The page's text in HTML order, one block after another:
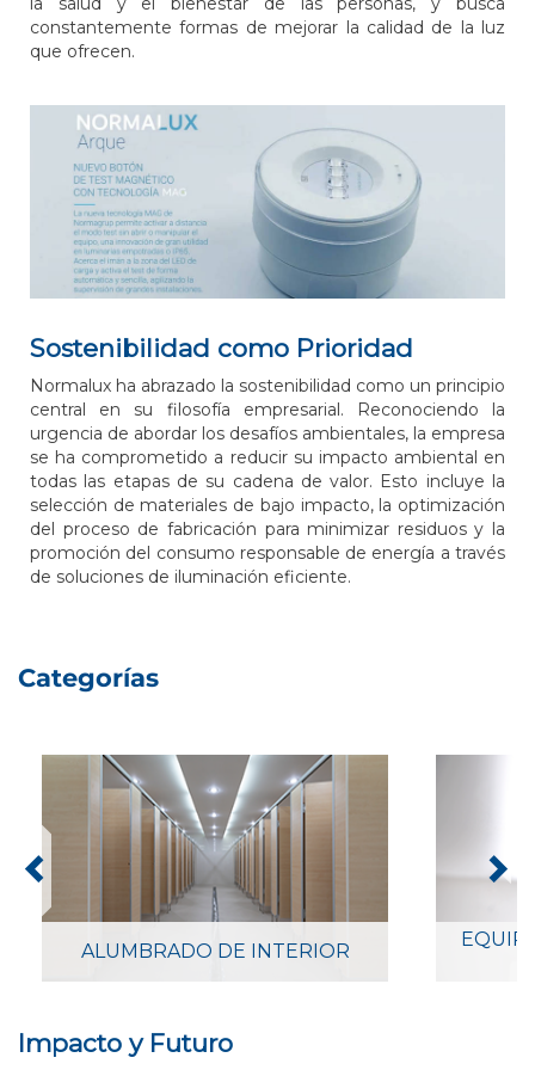
constantemente formas de mejorar la calidad de la luz
que ofrecen.
Sostenibilidad como Prioridad
Normalux ha abrazado la sostenibilidad como un principio
central en su filosofía empresarial. Reconociendo la
urgencia de abordar los desafíos ambientales, la empresa
se ha comprometido a reducir su impacto ambiental en
todas las etapas de su cadena de valor. Esto incluye la
selección de materiales de bajo impacto, la optimización
del proceso de fabricación para minimizar residuos y la
promoción del consumo responsable de energía a través
de soluciones de iluminación eficiente.
Categorías
ALUMBRADO DE INTERIOR
Impacto y Futuro